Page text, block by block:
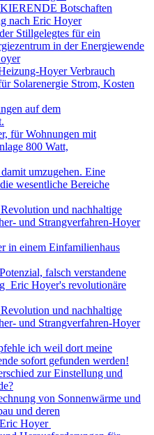
Botschaften
nach Eric Hoyer
Stillgelegtes für ein
in der Energiewende
Hoyer Verbrauch
Solarenergie Strom, Kosten
auf dem
für Wohnungen mit
800 Watt,
umzugehen. Eine
wesentliche Bereiche
und nachhaltige
und Strangverfahren-Hoyer
in einem Einfamilienhaus
falsch verstandene
Eric Hoyer's revolutionäre
und nachhaltige
und Strangverfahren-Hoyer
ich weil dort meine
sofort gefunden werden!
zur Einstellung und
von Sonnenwärme und
und deren
Hoyer